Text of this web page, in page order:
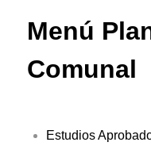
Menú
Comunal
Estudios